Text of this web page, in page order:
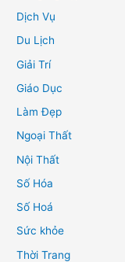
Dịch Vụ
Du Lịch
Giải Trí
Giáo Dục
Làm Đẹp
Ngoại Thất
Nội Thất
Số Hóa
Số Hoá
Sức khỏe
Thời Trang